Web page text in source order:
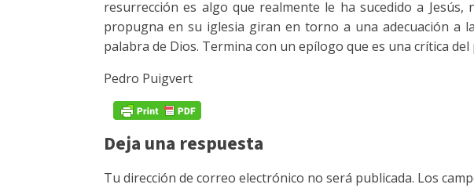
resurrección es algo que realmente le ha sucedido a
propugna en su iglesia giran en torno a una adecuación a
palabra de Dios. Termina con un epílogo que es una crítica del
Pedro Puigvert
Deja una respuesta
Tu dirección de correo electrónico no será publicada. Los